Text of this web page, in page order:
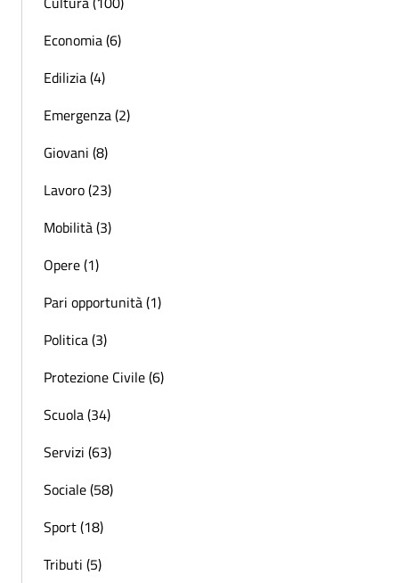
Economia (6)
Edilizia (4)
Emergenza (2)
Giovani (8)
Lavoro (23)
Mobilità (3)
Opere (1)
Pari opportunità (1)
Politica (3)
Protezione Civile (6)
Scuola (34)
Servizi (63)
Sociale (58)
Sport (18)
Tributi (5)